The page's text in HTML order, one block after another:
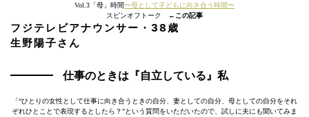
Vol.3「母」時間〜母として子どもに向き合う時間〜
スピンオフトーク
←この記事
フジテレビアナウンサー・38歳
生野陽子さん
仕事のときは『自立している』私
「“ひとりの女性として仕事に向き合うときの自分、妻としての自分、母としての自分をそれ
ぞれひとことで表現するとしたら？”という質問をいただいたので、試しに夫にも聞いてみま